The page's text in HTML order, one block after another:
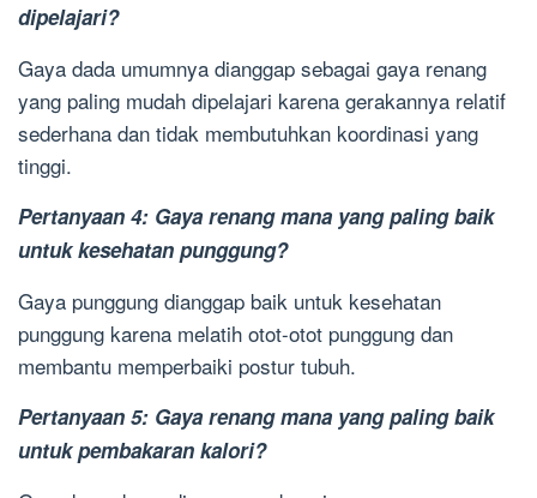
dipelajari?
Gaya dada umumnya dianggap sebagai gaya renang
yang paling mudah dipelajari karena gerakannya relatif
sederhana dan tidak membutuhkan koordinasi yang
tinggi.
Pertanyaan 4: Gaya renang mana yang paling baik
untuk kesehatan punggung?
Gaya punggung dianggap baik untuk kesehatan
punggung karena melatih otot-otot punggung dan
membantu memperbaiki postur tubuh.
Pertanyaan 5: Gaya renang mana yang paling baik
untuk pembakaran kalori?